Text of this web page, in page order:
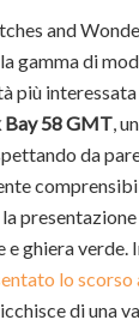
and
gamma di
più
Bay 58 GMT ,
da
e ghiera verde.
lo scorso
di una